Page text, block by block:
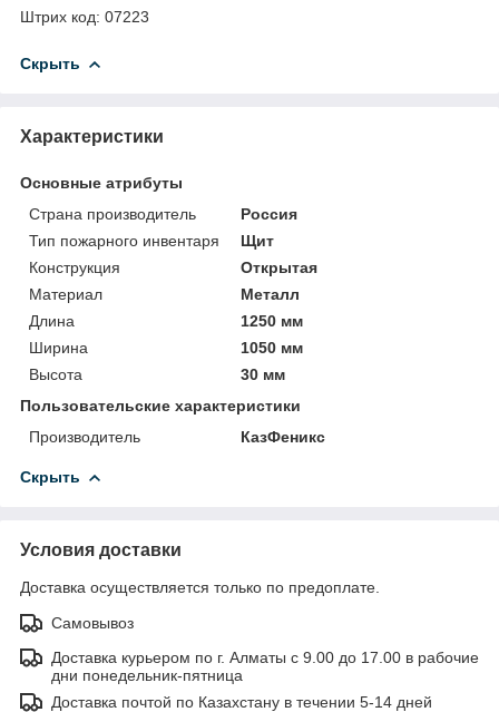
Штрих код: 07223
Скрыть
Характеристики
Основные атрибуты
Страна производитель
Россия
Тип пожарного инвентаря
Щит
Конструкция
Открытая
Материал
Металл
Длина
1250 мм
Ширина
1050 мм
Высота
30 мм
Пользовательские характеристики
Производитель
КазФеникс
Скрыть
Условия доставки
Доставка осуществляется только по предоплате.
Самовывоз
Доставка курьером по г. Алматы с 9.00 до 17.00 в рабочие
дни понедельник-пятница
Доставка почтой по Казахстану в течении 5-14 дней